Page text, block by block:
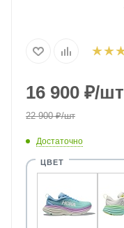
16 900 ₽/шт
22 900₽/шт
Достаточно